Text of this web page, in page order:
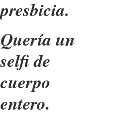
presbicia.
Quería un
selfi de
cuerpo
entero.